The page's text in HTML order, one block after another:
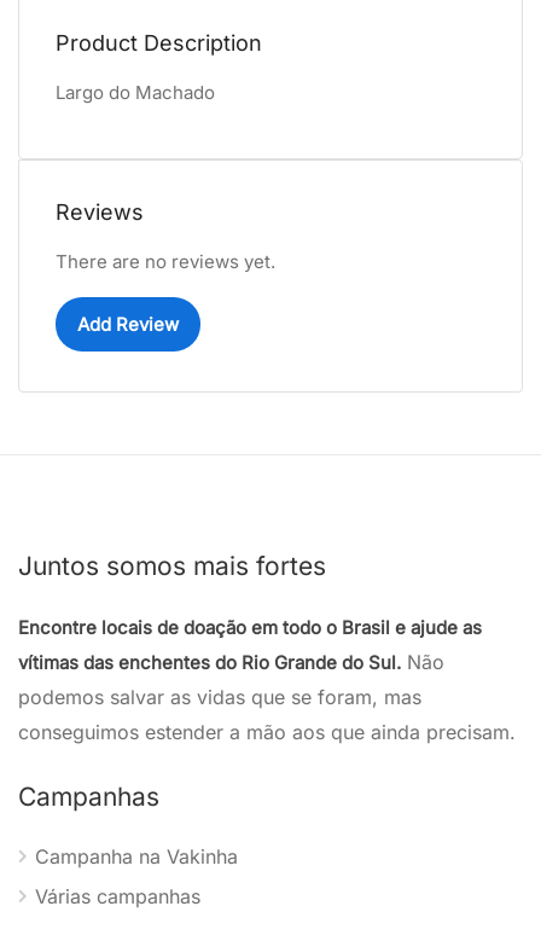
Product Description
Largo do Machado
Reviews
There are no reviews yet.
Add Review
Juntos somos mais fortes
Encontre locais de doação em todo o Brasil e ajude as
vítimas das enchentes do Rio Grande do Sul. Não
podemos salvar as vidas que se foram, mas
conseguimos estender a mão aos que ainda precisam.
Campanhas
Campanha na Vakinha
Várias campanhas